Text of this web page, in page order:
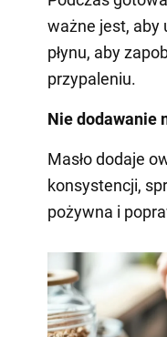
ważne jest, aby
płynu, aby
przypaleniu.
Nie dodawanie
Masło dodaje
konsystencji,
pożywna i